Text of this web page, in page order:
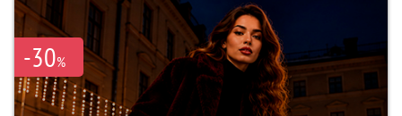
-30%